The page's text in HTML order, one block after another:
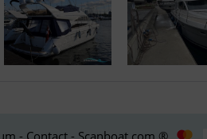
- Contact - Scanboat.com ®